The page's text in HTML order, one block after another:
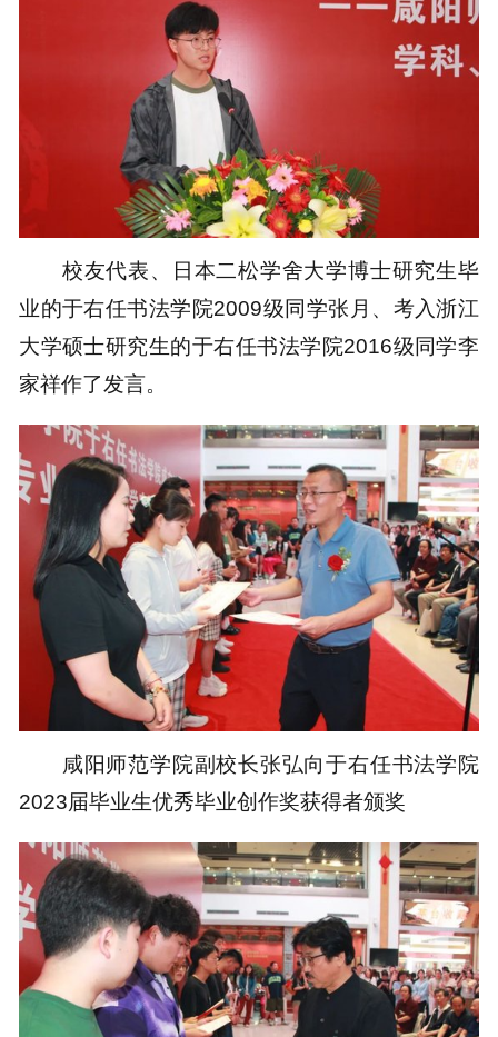
校友代表、日本二松学舍大学博士研究生毕
业的于右任书法学院2009级同学张月、考入浙江
大学硕士研究生的于右任书法学院2016级同学李
家祥作了发言。
咸阳师范学院副校长张弘向于右任书法学院
2023届毕业生优秀毕业创作奖获得者颁奖